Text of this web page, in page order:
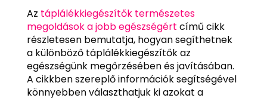
Az táplálékkiegészítők természetes
megoldások a jobb egészségért című cikk
részletesen bemutatja, hogyan segíthetnek
a különböző táplálékkiegészítők az
egészségünk megőrzésében és javításában.
A cikkben szereplő információk segítségével
könnyebben választhatjuk ki azokat a